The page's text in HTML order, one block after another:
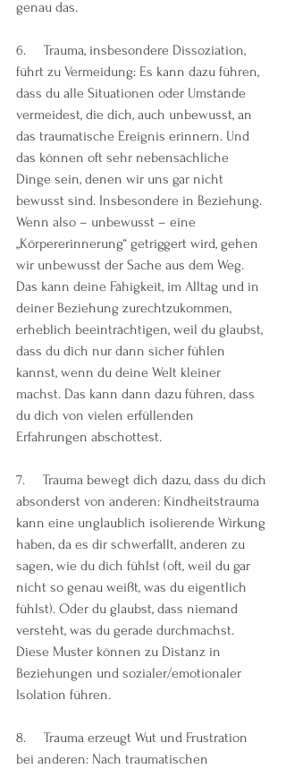
genau das.
6.     Trauma, insbesondere Dissoziation,
führt zu Vermeidung: Es kann dazu führen,
dass du alle Situationen oder Umstände
vermeidest, die dich, auch unbewusst, an
das traumatische Ereignis erinnern. Und
das können oft sehr nebensächliche
Dinge sein, denen wir uns gar nicht
bewusst sind. Insbesondere in Beziehung.
Wenn also – unbewusst – eine
„Körpererinnerung“ getriggert wird, gehen
wir unbewusst der Sache aus dem Weg.
Das kann deine Fähigkeit, im Alltag und in
deiner Beziehung zurechtzukommen,
erheblich beeinträchtigen, weil du glaubst,
dass du dich nur dann sicher fühlen
kannst, wenn du deine Welt kleiner
machst. Das kann dann dazu führen, dass
du dich von vielen erfüllenden
Erfahrungen abschottest.
7.     Trauma bewegt dich dazu, dass du dich
absonderst von anderen: Kindheitstrauma
kann eine unglaublich isolierende Wirkung
haben, da es dir schwerfällt, anderen zu
sagen, wie du dich fühlst (oft, weil du gar
nicht so genau weißt, was du eigentlich
fühlst). Oder du glaubst, dass niemand
versteht, was du gerade durchmachst.
Diese Muster können zu Distanz in
Beziehungen und sozialer/emotionaler
Isolation führen.
8.     Trauma erzeugt Wut und Frustration
bei anderen: Nach traumatischen